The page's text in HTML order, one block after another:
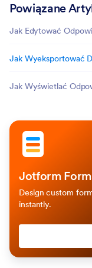
Powiązane
Jak Edytować
Jak Wyeksportować
Jak Wyświetlać
Jotform
Design custom
instantly.